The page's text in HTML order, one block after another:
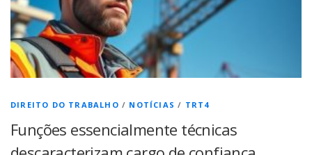
DIREITO DO TRABALHO / NOTÍCIAS / TRT4
Funções essencialmente técnicas